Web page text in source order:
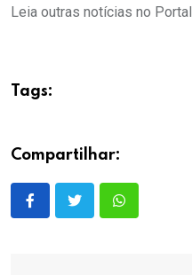
Leia outras notícias no Portal
Tags:
Compartilhar: